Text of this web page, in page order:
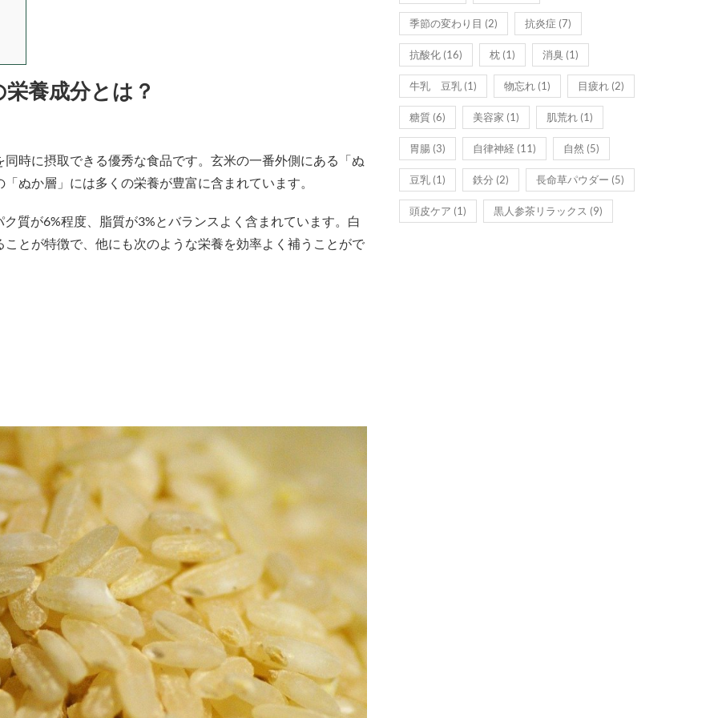
養成分とは？
時に摂取できる優秀な食品です。玄米の一番外側にある「ぬ
ぬか層」には多くの栄養が豊富に含まれています。
質が6%程度、脂質が3%とバランスよく含まれています。白
とが特徴で、他にも次のような栄養を効率よく補うことがで
季節の変わり目 (2) 抗炎症 (7)
抗酸化 (16) 枕 (1) 消臭 (1)
牛乳 豆乳 (1) 物忘れ (1) 目疲れ (2)
糖質 (6) 美容家 (1) 肌荒れ (1)
胃腸 (3) 自律神経 (11) 自然 (5)
豆乳 (1) 鉄分 (2) 長命草パウダー (5)
頭皮ケア (1) 黒人参茶リラックス (9)